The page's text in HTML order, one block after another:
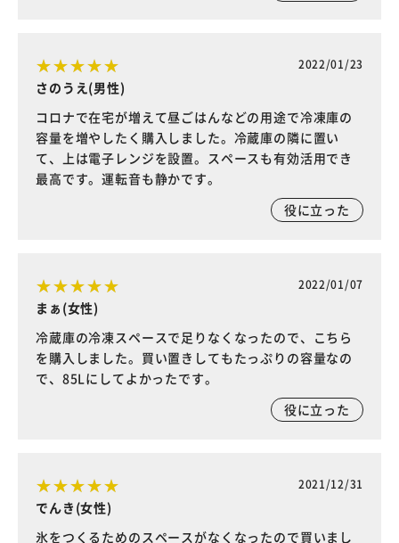
2022/01/23
さのうえ(男性)
コロナで在宅が増えて昼ごはんなどの用途で冷凍庫の
容量を増やしたく購入しました。冷蔵庫の隣に置い
て、上は電子レンジを設置。スペースも有効活用でき
最高です。運転音も静かです。
役に立った
2022/01/07
まぁ(女性)
冷蔵庫の冷凍スペースで足りなくなったので、こちら
を購入しました。買い置きしてもたっぷりの容量なの
で、85Lにしてよかったです。
役に立った
2021/12/31
でんき(女性)
氷をつくるためのスペースがなくなったので買いまし